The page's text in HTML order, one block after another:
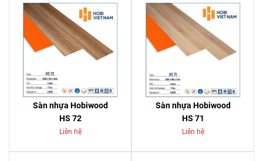
Sàn nhựa Hobiwood
HS 72
Liên hệ
Sàn nhựa Hobiwood
HS 71
Liên hệ